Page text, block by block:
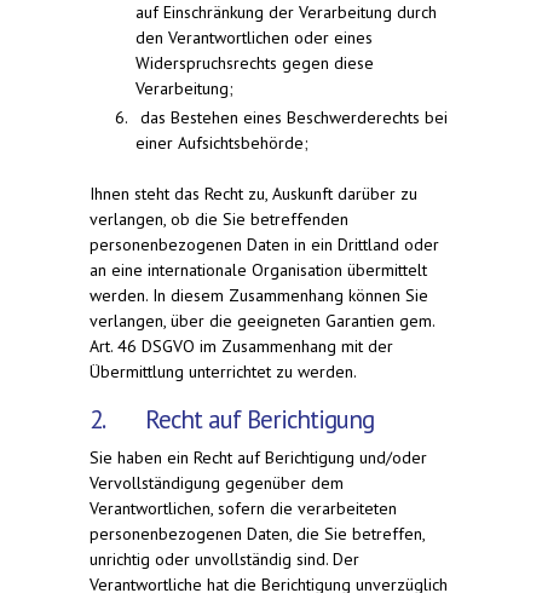
auf Einschränkung der Verarbeitung durch
den Verantwortlichen oder eines
Widerspruchsrechts gegen diese
Verarbeitung;
das Bestehen eines Beschwerderechts bei
einer Aufsichtsbehörde;
Ihnen steht das Recht zu, Auskunft darüber zu
verlangen, ob die Sie betreffenden
personenbezogenen Daten in ein Drittland oder
an eine internationale Organisation übermittelt
werden. In diesem Zusammenhang können Sie
verlangen, über die geeigneten Garantien gem.
Art. 46 DSGVO im Zusammenhang mit der
Übermittlung unterrichtet zu werden.
2. Recht auf Berichtigung
Sie haben ein Recht auf Berichtigung und/oder
Vervollständigung gegenüber dem
Verantwortlichen, sofern die verarbeiteten
personenbezogenen Daten, die Sie betreffen,
unrichtig oder unvollständig sind. Der
Verantwortliche hat die Berichtigung unverzüglich